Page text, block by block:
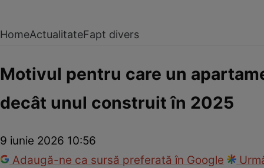
HomeActualitateFapt divers
Motivul pentru care un
decât unul construit în 2025
9 iunie 2026 10:56
Adaugă-ne ca sursă preferată în Google